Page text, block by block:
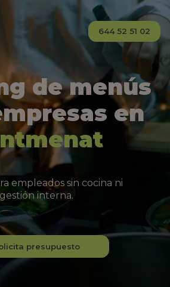
644 52 51 02
de menús
en
empleados sin cocina ni
gestión interna.
presupuesto